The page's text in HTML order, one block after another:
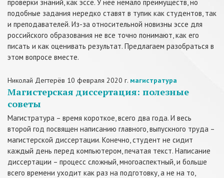
проверки знаний, как эссе. У нее немало преимуществ, но
подобные задания нередко ставят в тупик как студентов, так
и преподавателей. Из-за относительной новизны эссе для
российского образования не все точно понимают, как его
писать и как оценивать результат. Предлагаем разобраться в
этом вопросе вместе.
Николай Дегтерёв 10 февраля 2020 г. магистратура
Магистерская диссертация: полезные
советы
Магистратура – время короткое, всего два года. И весь
второй год посвящен написанию главного, выпускного труда –
магистерской диссертации. Конечно, студент не сидит
каждый день перед компьютером, печатая текст. Написание
диссертации – процесс сложный, многоаспектный, и больше
всего времени уходит как раз на подготовку, а не на то,